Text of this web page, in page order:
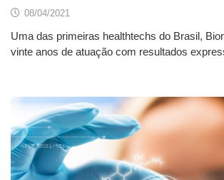
08/04/2021
Uma das primeiras healthtechs do Brasil,
vinte anos de atuação com resultados